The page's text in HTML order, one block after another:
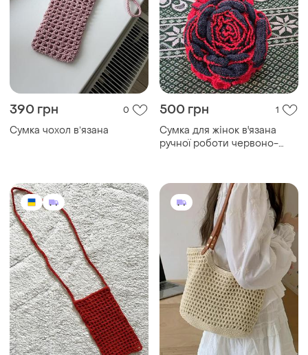
390 грн 0
Сумка чохол вʼязана
500 грн 1
Сумка для жінок в'язана
ручної роботи червоно-